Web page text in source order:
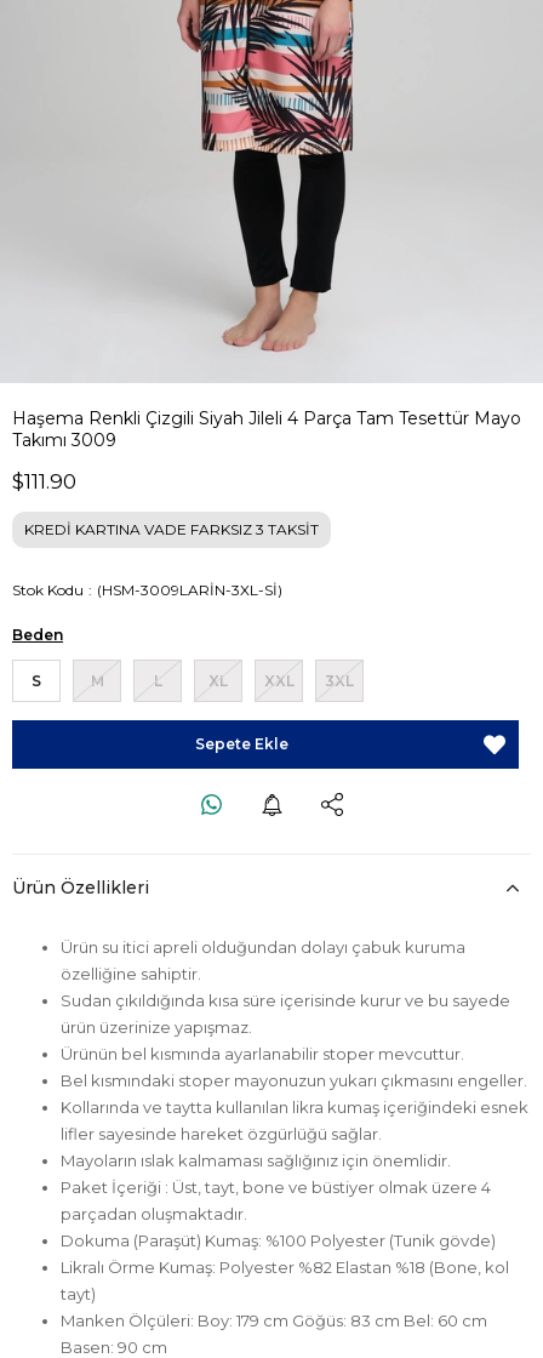
Haşema Renkli Çizgili Siyah Jileli 4 Parça Tam Tesettür Mayo
Takımı 3009
$111.90
KREDİ KARTINA VADE FARKSIZ 3 TAKSİT
Stok Kodu (HSM-3009LARİN-3XL-Sİ)
Beden
S M L XL XXL 3XL
Ürün Özellikleri
Ürün su itici apreli olduğundan dolayı çabuk kuruma
özelliğine sahiptir.
Sudan çıkıldığında kısa süre içerisinde kurur ve bu sayede
ürün üzerinize yapışmaz.
Ürünün bel kısmında ayarlanabilir stoper mevcuttur.
Bel kısmındaki stoper mayonuzun yukarı çıkmasını engeller.
Kollarında ve taytta kullanılan likra kumaş içeriğindeki esnek
lifler sayesinde hareket özgürlüğü sağlar.
Mayoların ıslak kalmaması sağlığınız için önemlidir.
Paket İçeriği : Üst, tayt, bone ve büstiyer olmak üzere 4
parçadan oluşmaktadır.
Dokuma (Paraşüt) Kumaş: %100 Polyester (Tunik gövde)
Likralı Örme Kumaş: Polyester %82 Elastan %18 (Bone, kol
tayt)
Manken Ölçüleri: Boy: 179 cm Göğüs: 83 cm Bel: 60 cm
Basen: 90 cm